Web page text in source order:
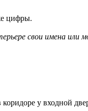
цифры.
свои имена
у входной